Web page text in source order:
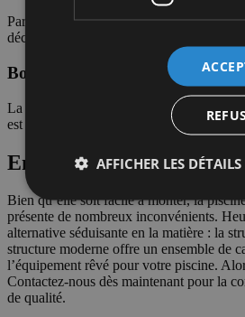
Par ailleurs, cette structure moderne
décennale.
Bon à savoir :
La structure Aquafeat est brevetée et
est donc pleinement sécurisée.
En conclusion
Bien qu’elle soit facile à monter, la
présente de nombreux inconvénients.
alternative séduisante en la matière : la
structure moderne offre un ensemble de
l’équipement rêvé pour votre piscine.
Contactez-nous dès maintenant pour la
de qualité.
AFFICHER LES DÉTAILS